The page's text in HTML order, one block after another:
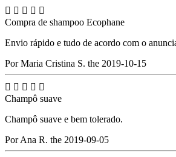
    
Compra de shampoo Ecophane
Envio rápido e tudo de acordo com o
Por Maria Cristina S. the 2019-10-15
    
Champô suave
Champô suave e bem tolerado.
Por Ana R. the 2019-09-05